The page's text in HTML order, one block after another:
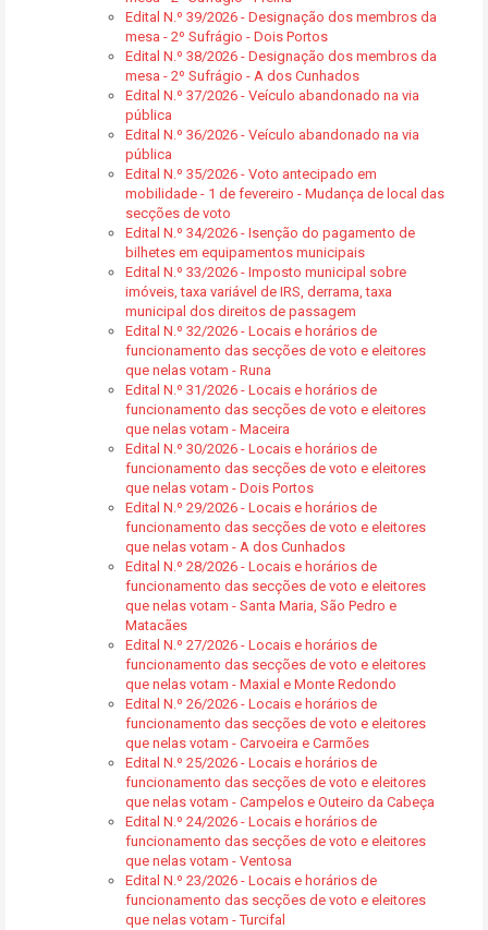
Edital N.º 39/2026 - Designação dos membros da
mesa - 2º Sufrágio - Dois Portos
Edital N.º 38/2026 - Designação dos membros da
mesa - 2º Sufrágio - A dos Cunhados
Edital N.º 37/2026 - Veículo abandonado na via
pública
Edital N.º 36/2026 - Veículo abandonado na via
pública
Edital N.º 35/2026 - Voto antecipado em
mobilidade - 1 de fevereiro - Mudança de local das
secções de voto
Edital N.º 34/2026 - Isenção do pagamento de
bilhetes em equipamentos municipais
Edital N.º 33/2026 - Imposto municipal sobre
imóveis, taxa variável de IRS, derrama, taxa
municipal dos direitos de passagem
Edital N.º 32/2026 - Locais e horários de
funcionamento das secções de voto e eleitores
que nelas votam - Runa
Edital N.º 31/2026 - Locais e horários de
funcionamento das secções de voto e eleitores
que nelas votam - Maceira
Edital N.º 30/2026 - Locais e horários de
funcionamento das secções de voto e eleitores
que nelas votam - Dois Portos
Edital N.º 29/2026 - Locais e horários de
funcionamento das secções de voto e eleitores
que nelas votam - A dos Cunhados
Edital N.º 28/2026 - Locais e horários de
funcionamento das secções de voto e eleitores
que nelas votam - Santa Maria, São Pedro e
Matacães
Edital N.º 27/2026 - Locais e horários de
funcionamento das secções de voto e eleitores
que nelas votam - Maxial e Monte Redondo
Edital N.º 26/2026 - Locais e horários de
funcionamento das secções de voto e eleitores
que nelas votam - Carvoeira e Carmões
Edital N.º 25/2026 - Locais e horários de
funcionamento das secções de voto e eleitores
que nelas votam - Campelos e Outeiro da Cabeça
Edital N.º 24/2026 - Locais e horários de
funcionamento das secções de voto e eleitores
que nelas votam - Ventosa
Edital N.º 23/2026 - Locais e horários de
funcionamento das secções de voto e eleitores
que nelas votam - Turcifal